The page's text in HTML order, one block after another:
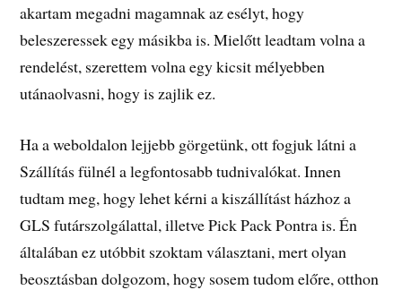
akartam megadni magamnak az esélyt, hogy
beleszeressek egy másikba is. Mielőtt leadtam volna a
rendelést, szerettem volna egy kicsit mélyebben
utánaolvasni, hogy is zajlik ez.
Ha a weboldalon lejjebb görgetünk, ott fogjuk látni a
Szállítás fülnél a legfontosabb tudnivalókat. Innen
tudtam meg, hogy lehet kérni a kiszállítást házhoz a
GLS futárszolgálattal, illetve Pick Pack Pontra is. Én
általában ez utóbbit szoktam választani, mert olyan
beosztásban dolgozom, hogy sosem tudom előre, otthon